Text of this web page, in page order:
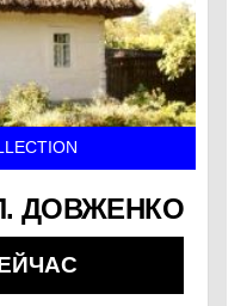
ДОВЖЕНКО